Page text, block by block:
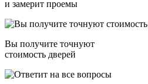
и замерит проемы
Вы получите точнуют
стоимость дверей